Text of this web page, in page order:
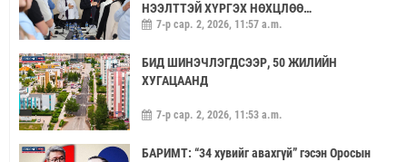
НЭЭЛТТЭЙ ХҮРГЭХ НӨХЦЛӨӨ
САЙЖРУУЛААЧ
7-р сар. 2, 2026, 11:57 a.m.
БИД ШИНЭЧЛЭГДСЭЭР, 50 ЖИЛИЙН
ХУГАЦААНД
7-р сар. 2, 2026, 11:53 a.m.
БАРИМТ: “34 хувийг авахгүй” гэсэн Оросын